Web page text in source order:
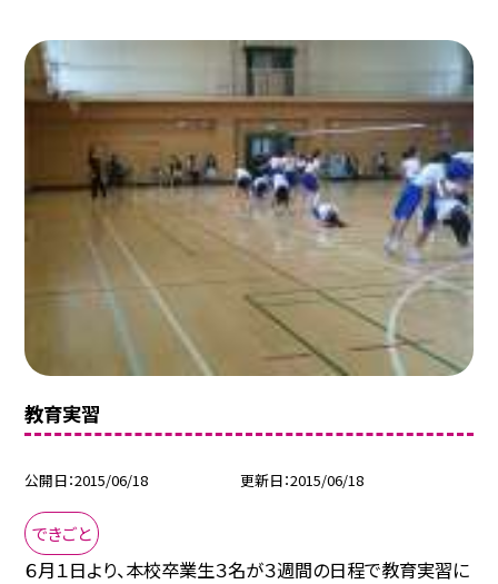
教育実習
公開日 2015/06/18 更新日 2015/06/18
できごと
６月１日より、本校卒業生３名が３週間の日程で教育実習に